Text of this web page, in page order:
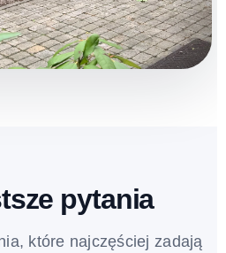
pytania
które najczęściej zadają